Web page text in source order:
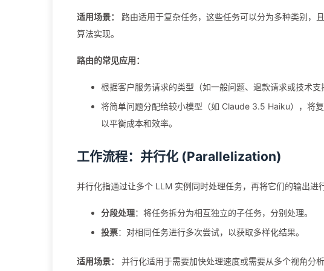
适用场景：
路由适用于复杂任务，这些任务可以分为多种类别，
算法实现。
路由的常见应用：
根据客户服务请求的类型（如一般问题、退款请求或技术支
将简单问题分配给较小模型（如 Claude 3.5 Haiku），将
以平衡成本和效率。
工作流程：并行化 (Parallelization)
并行化指通过让多个 LLM 实例同时处理任务，再将它们的输出进
分段处理：将任务拆分为相互独立的子任务，分别处理。
投票：对相同任务进行多次尝试，以获取多样化结果。
适用场景： 并行化适用于需要加快处理速度或需要从多个视角分